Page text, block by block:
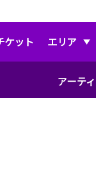
ケット エリア
アーテ